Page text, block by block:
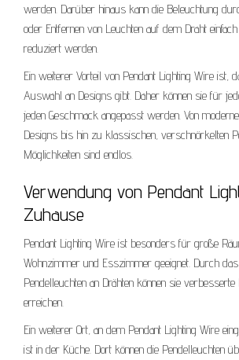
werden. Darüber hinaus kann die Beleuchtung
oder Entfernen von Leuchten auf dem Draht
reduziert werden.
Ein weiterer Vorteil von Pendant Lighting Wire ist,
Auswahl an Designs gibt. Daher können sie für
jeden Geschmack angepasst werden. Von
Designs bis hin zu klassischen, verschnörkelten
Möglichkeiten sind endlos.
Verwendung von Pendant
Zuhause
Pendant Lighting Wire ist besonders für große
Wohnzimmer und Esszimmer geeignet. Durch
Pendelleuchten an Drähten können sie
erreichen.
Ein weiterer Ort, an dem Pendant Lighting Wire
ist in der Küche. Dort können die Pendelleuchten